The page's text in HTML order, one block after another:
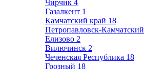
Чирчик 4
Газалкент 1
Камчатский край 18
Петропавловск-Камчатский
Елизово 2
Вилючинск 2
Чеченская Республика 18
Грозный 18